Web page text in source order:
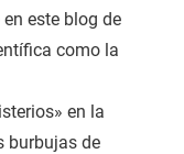
este blog de
como la
en la
burbujas de